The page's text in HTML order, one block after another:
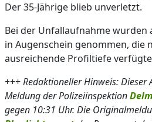
Der 35-Jährige blieb unverletzt.
Bei der Unfallaufnahme wurden
in Augenschein genommen, die
ausreichende Profiltiefe
+++Redaktioneller Hinweis:
Meldung der Polizeiinspektion
gegen 10:31 Uhr. Die